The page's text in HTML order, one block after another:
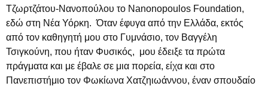
Τζωρτζάτου-Νανοπούλου το Nanonopoulos Foundation,
εδώ στη Νέα Υόρκη. Όταν έφυγα από την Ελλάδα, εκτός
από τον καθηγητή μου στο Γυμνάσιο, τον Βαγγέλη
Τσιγκούνη, που ήταν Φυσικός, μου έδειξε τα πρώτα
πράγματα και με έβαλε σε μια πορεία, είχα και στο
Πανεπιστήμιο τον Φωκίωνα Χατζηιωάννου, έναν σπουδαίο